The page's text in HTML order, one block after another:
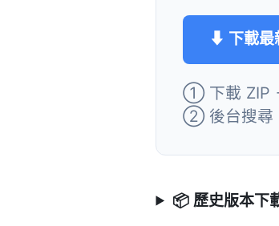
⬇ 下載最
① 下載 ZIP →
② 後台搜尋
📦 歷史版本下